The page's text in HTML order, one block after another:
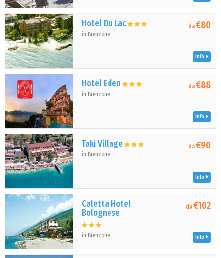
Hotel Du Lac
in Brenzone
da€80
Info
Hotel Eden
in Brenzone
da€88
Info
Taki Village
in Brenzone
da€90
Info
Caletta Hotel
Bolognese
in Brenzone
da€102
Info